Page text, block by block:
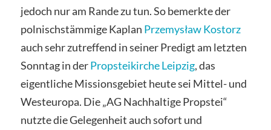
jedoch nur am Rande zu tun. So bemerkte der
polnischstämmige Kaplan Przemysław Kostorz
auch sehr zutreffend in seiner Predigt am letzten
Sonntag in derPropsteikirche Leipzig, das
eigentliche Missionsgebiet heute sei Mittel- und
Westeuropa. Die „AG Nachhaltige Propstei“
nutzte die Gelegenheit auch sofort und